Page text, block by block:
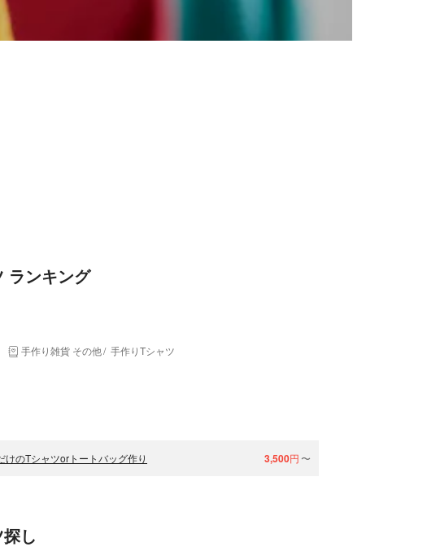
ランキング
手作り雑貨 その他
手作りTシャツ
けのTシャツorトートバッグ作り 3,500円 〜
し